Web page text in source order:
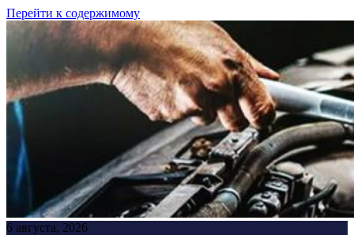
Перейти к содержимому
6 августа, 2026